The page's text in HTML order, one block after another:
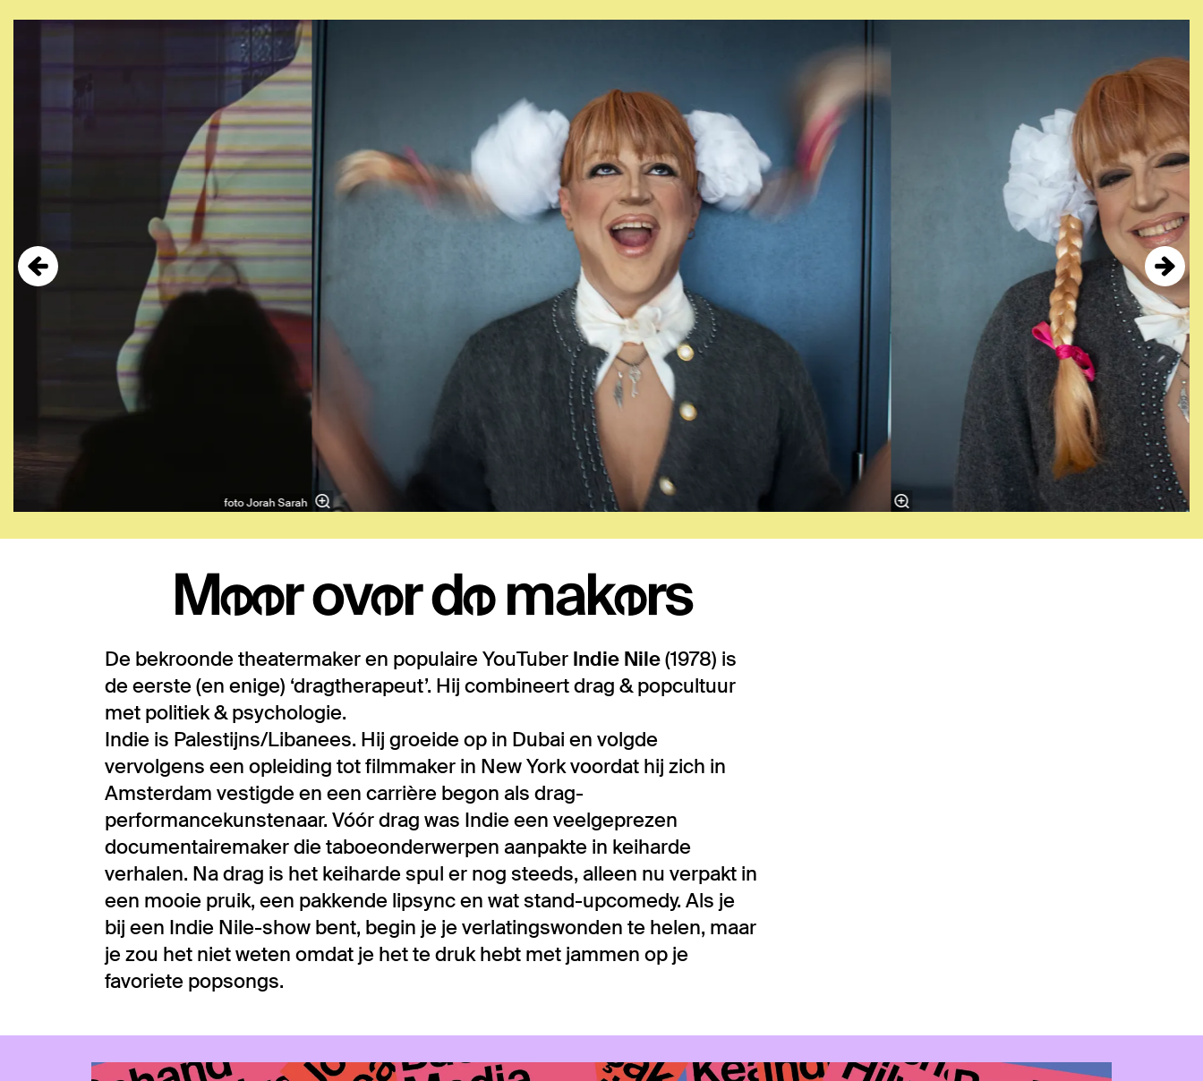
Overslaan
foto Jorah Sarah
Meer over de makers
De bekroonde theatermaker en populaire YouTuber Indie Nile(1978) is
de eerste (en enige) ‘dragtherapeut’. Hij combineert drag & popcultuur
met politiek & psychologie.
Indie is Palestijns/Libanees. Hij groeide op in Dubai en volgde
vervolgens een opleiding tot filmmaker in New York voordat hij zich in
Amsterdam vestigde en een carrière begon als drag-
performancekunstenaar. Vóór drag was Indie een veelgeprezen
documentairemaker die taboeonderwerpen aanpakte in keiharde
verhalen. Na drag is het keiharde spul er nog steeds, alleen nu verpakt in
een mooie pruik, een pakkende lipsync en wat stand-upcomedy. Als je
bij een Indie Nile-show bent, begin je je verlatingswonden te helen, maar
je zou het niet weten omdat je het te druk hebt met jammen op je
favoriete popsongs.